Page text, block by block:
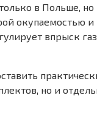
в Польше,
окупаемостью
впрыск
но и